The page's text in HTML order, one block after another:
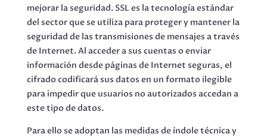
mejorar la seguridad. SSL es la tecnología estándar
del sector que se utiliza para proteger y mantener la
seguridad de las transmisiones de mensajes a través
de Internet. Al acceder a sus cuentas o enviar
información desde páginas de Internet seguras, el
cifrado codificará sus datos en un formato ilegible
para impedir que usuarios no autorizados accedan a
este tipo de datos.
Para ello se adoptan las medidas de índole técnica y